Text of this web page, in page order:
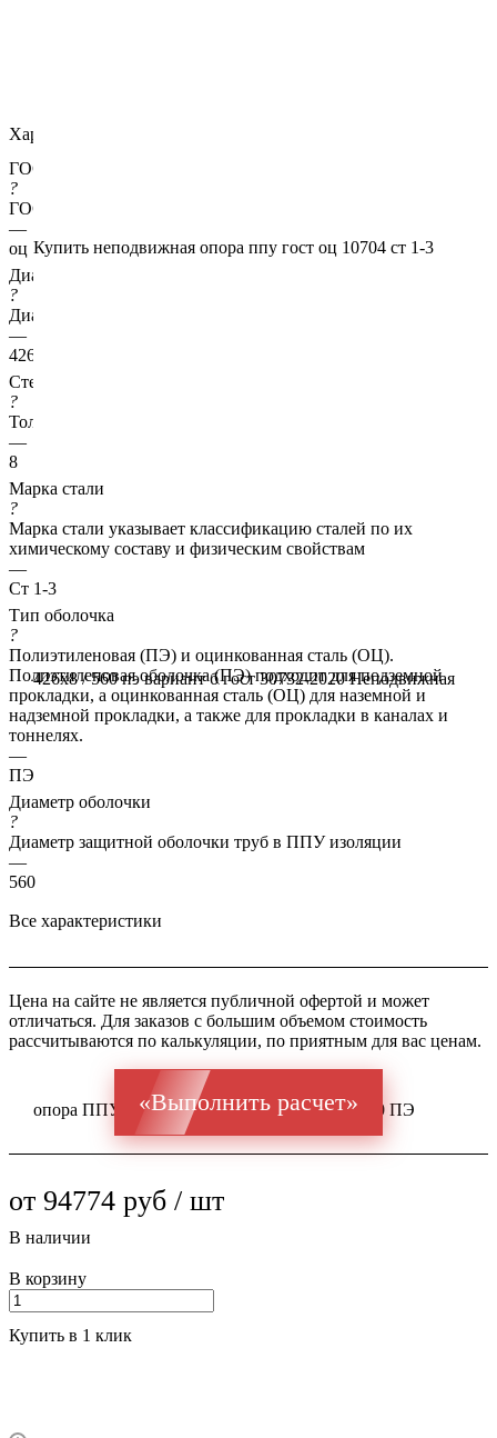
Купить неподвижная опора ппу гост оц 10704 ст 1-3
426x8 / 560 пэ вариант б гост 30732-2020 Неподвижная
опора ППУ ГОСТ оц 10704 Ст 1-3 426x8 / 560 ПЭ
Характеристики
ГОСТ несущей трубы
?
ГОСТ основной трубы
—
оц 10704
Диаметр трубы, мм
?
Диаметр основной трубы
—
426
Стенка трубы, мм
?
Толщина стенки несущей трубы
—
8
Марка стали
?
Марка стали указывает классификацию сталей по их
химическому составу и физическим свойствам
—
Ст 1-3
Тип оболочка
?
Полиэтиленовая (ПЭ) и оцинкованная сталь (ОЦ).
Полиэтиленовая оболочка (ПЭ) подходит для подземной
прокладки, а оцинкованная сталь (ОЦ) для наземной и
надземной прокладки, а также для прокладки в каналах и
тоннелях.
—
ПЭ
Диаметр оболочки
?
Диаметр защитной оболочки труб в ППУ изоляции
—
560
Все характеристики
Цена на сайте не является публичной офертой и может
отличаться. Для заказов с большим объемом стоимость
рассчитываются по калькуляции, по приятным для вас ценам.
«Выполнить расчет»
от 94774 руб / шт
В наличии
В корзину
Купить в 1 клик